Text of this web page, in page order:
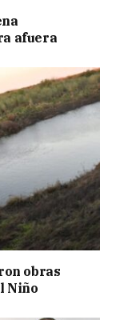
afuera
obras
Niño